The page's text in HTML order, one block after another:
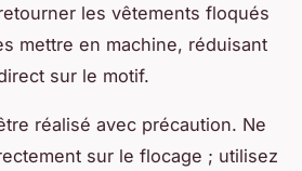
les vêtements floqués
mettre en machine, réduisant
sur le motif.
réalisé avec précaution. Ne
sur le flocage ; utilisez